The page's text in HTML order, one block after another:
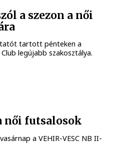
a szezon a női
tartott pénteken a
legújabb szakosztálya.
női futsalosok
a VEHIR-VESC NB II-